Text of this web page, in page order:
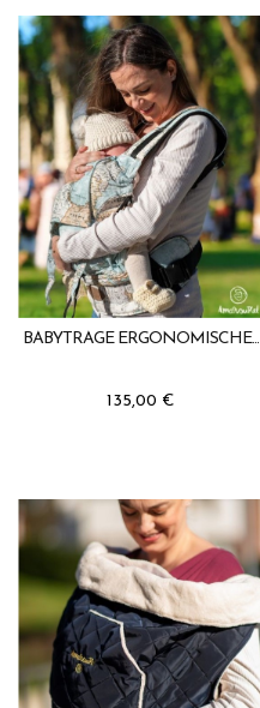
BABYTRAGE ERGONOMISCHE...
135,00 €